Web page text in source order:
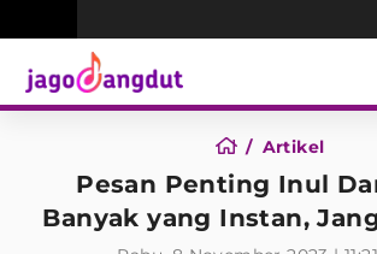
Artikel
Pesan Penting Inul
Banyak yang Instan,